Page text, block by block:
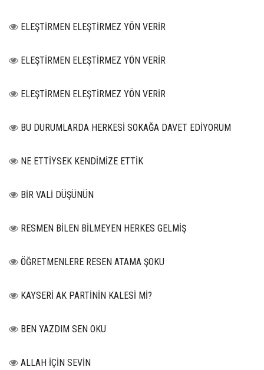
ELEŞTİRMEN ELEŞTİRMEZ YÖN VERİR
ELEŞTİRMEN ELEŞTİRMEZ YÖN VERİR
ELEŞTİRMEN ELEŞTİRMEZ YÖN VERİR
BU DURUMLARDA HERKESİ SOKAĞA DAVET EDİYORUM
NE ETTİYSEK KENDİMİZE ETTİK
BİR VALİ DÜŞÜNÜN
RESMEN BİLEN BİLMEYEN HERKES GELMİŞ
ÖĞRETMENLERE RESEN ATAMA ŞOKU
KAYSERİ AK PARTİNİN KALESİ Mİ?
BEN YAZDIM SEN OKU
ALLAH İÇİN SEVİN